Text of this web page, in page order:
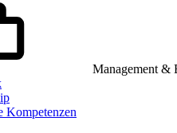
Management &
Kompetenzen